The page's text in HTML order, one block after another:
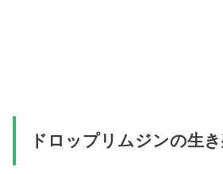
ドロップリムジンの生